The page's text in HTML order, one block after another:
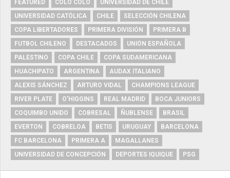
FEATURED COLO COLO
UNIVERSIDAD DE CHILE
UNIVERSIDAD CATÓLICA
CHILE
SELECCIÓN CHILENA
COPA LIBERTADORES
PRIMERA DIVISIÓN
PRIMERA B
FUTBOL CHILENO
DESTACADOS
UNIÓN ESPAÑOLA
PALESTINO
COPA CHILE
COPA SUDAMERICANA
HUACHIPATO
ARGENTINA
AUDAX ITALIANO
ALEXIS SÁNCHEZ
ARTURO VIDAL
CHAMPIONS LEAGUE
RIVER PLATE
O'HIGGINS REAL MADRID
BOCA JUNIORS
COQUIMBO UNIDO
COBRESAL ÑUBLENSE
BRASIL
EVERTON
COBRELOA BETIS URUGUAY
BARCELONA
FC BARCELONA
PRIMERA A
MAGALLANES
UNIVERSIDAD DE CONCEPCIÓN
DEPORTES IQUIQUE PSG